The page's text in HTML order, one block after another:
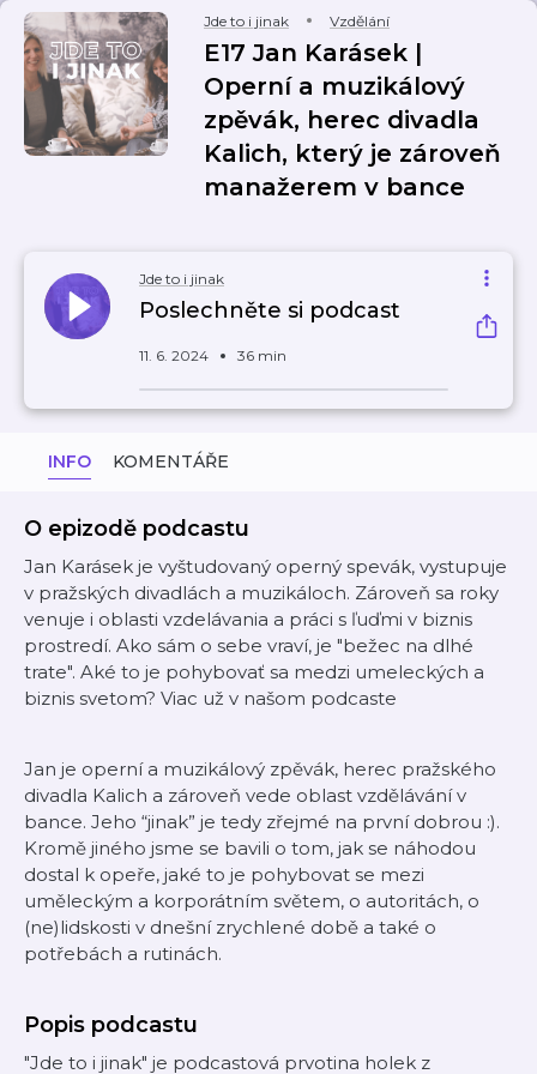
Jde to i jinak Vzdělání
E17 Jan Karásek |
Operní a muzikálový
zpěvák, herec divadla
Kalich, který je zároveň
manažerem v bance
Jde to i jinak
Poslechněte si podcast
11. 6. 2024 36 min
INFO KOMENTÁŘE
O epizodě podcastu
Jan Karásek je vyštudovaný operný spevák, vystupuje
v pražských divadlách a muzikáloch. Zároveň sa roky
venuje i oblasti vzdelávania a práci s ľuďmi v biznis
prostredí. Ako sám o sebe vraví, je "bežec na dlhé
trate". Aké to je pohybovať sa medzi umeleckých a
biznis svetom? Viac už v našom podcaste
Jan je operní a muzikálový zpěvák, herec pražského
divadla Kalich a zároveň vede oblast vzdělávání v
bance. Jeho “jinak” je tedy zřejmé na první dobrou :).
Kromě jiného jsme se bavili o tom, jak se náhodou
dostal k opeře, jaké to je pohybovat se mezi
uměleckým a korporátním světem, o autoritách, o
(ne)lidskosti v dnešní zrychlené době a také o
potřebách a rutinách.
Popis podcastu
"Jde to i jinak" je podcastová prvotina holek z